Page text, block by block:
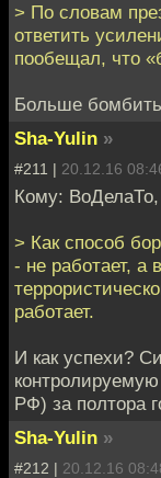
> По словам
ответить
пообещал, что
Больше
Sha-Yulin »
#211 | 20.12.16
Кому: ВоДелаТо,
> Как способ
- не работает, а
работает.
И как успехи?
РФ) за полтора
Sha-Yulin »
#212 | 20.12.16